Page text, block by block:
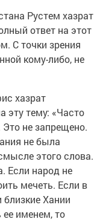
Рустем хазрат
ответ на этот
С точки зрения
кому-либо, не
хазрат
эту тему: «Часто
не запрещено.
не была
этого слова.
Если народ не
мечеть. Если в
Хании
именем, то